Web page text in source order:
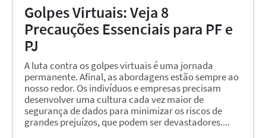
Golpes Virtuais: Veja 8
Precauções Essenciais para PF e
PJ
A luta contra os golpes virtuais é uma jornada
permanente. Afinal, as abordagens estão sempre ao
nosso redor. Os indivíduos e empresas precisam
desenvolver uma cultura cada vez maior de
segurança de dados para minimizar os riscos de
grandes prejuízos, que podem ser devastadores....